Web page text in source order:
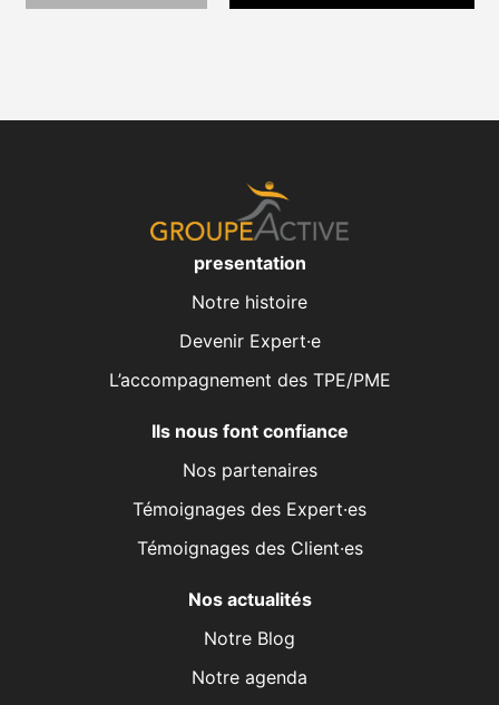
presentation
Notre histoire
Devenir Expert·e
L’accompagnement des TPE/PME
Ils nous font confiance
Nos partenaires
Témoignages des Expert·es
Témoignages des Client·es
Nos actualités
Notre Blog
Notre agenda